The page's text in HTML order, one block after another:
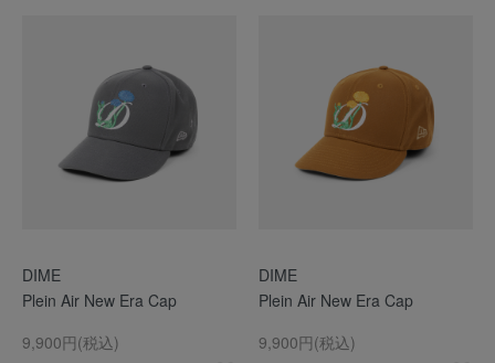
DIME
Plein Air New Era Cap
9,900円(税込)
DIME
Plein Air New Era Cap
9,900円(税込)